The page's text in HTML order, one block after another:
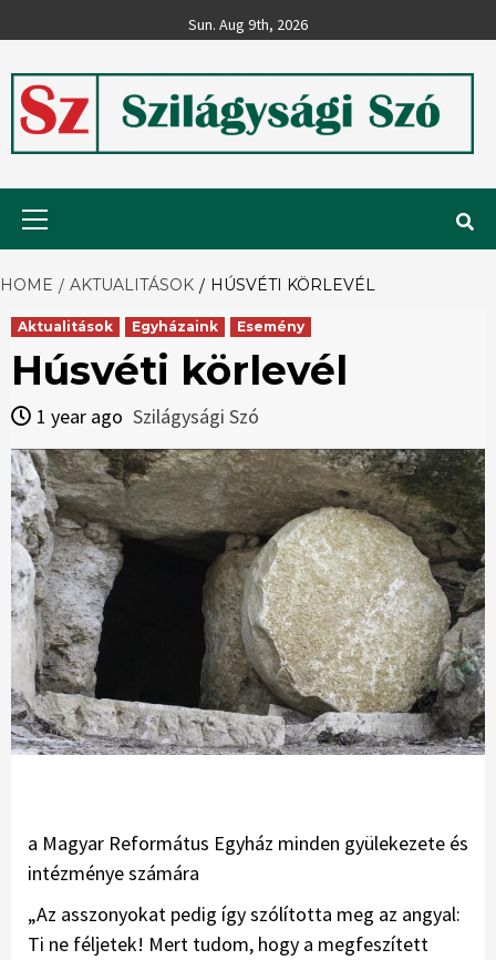
to
Sun. Aug 9th, 2026
Szilágysági
Szó
HOME AKTUALITÁSOK HÚSVÉTI KÖRLEVÉL
Aktualitások Egyházaink Esemény
Húsvéti körlevél
1 year ago Szilágysági Szó
a Magyar Református Egyház minden gyülekezete és
intézménye számára
„Az asszonyokat pedig így szólította meg az angyal:
Ti ne féljetek! Mert tudom, hogy a megfeszített